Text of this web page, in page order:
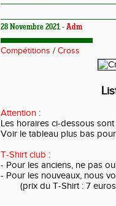
28 Novembre 2021 - Adm
Compétitions / Cross
Attention :
Les horaires ci-dessous
Voir le tableau plus bas
T-Shirt club :
- Pour les anciens, ne pas
- Pour les nouveaux, nous
(prix du T-Shirt : 7